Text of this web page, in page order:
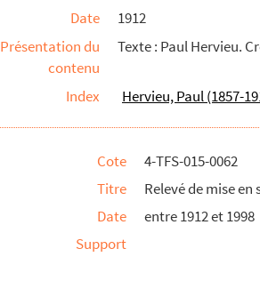
Date
1912
Présentation du
contenu
Texte : Paul Hervieu.
Index Hervieu, Paul (1857-
Cote
4-TFS-015-0062
Titre
Relevé de mise en
Date
entre 1912 et 1998
Support